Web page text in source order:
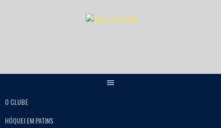
O CLUBE
HÓQUEI EM PATINS